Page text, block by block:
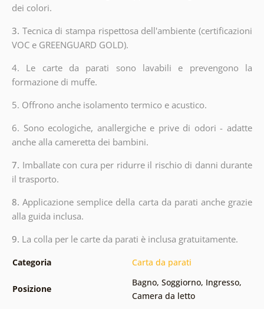
dei colori.
3. Tecnica di stampa rispettosa dell'ambiente (certificazioni
VOC e GREENGUARD GOLD).
4. Le carte da parati sono lavabili e prevengono la
formazione di muffe.
5. Offrono anche isolamento termico e acustico.
6. Sono ecologiche, anallergiche e prive di odori - adatte
anche alla cameretta dei bambini.
7. Imballate con cura per ridurre il rischio di danni durante
il trasporto.
8.Applicazione semplice della carta da parati anche grazie
alla guida inclusa.
9. La colla per le carte da parati è inclusa gratuitamente.
Categoria Carta da parati
Posizione
Bagno, Soggiorno, Ingresso,
Camera da letto